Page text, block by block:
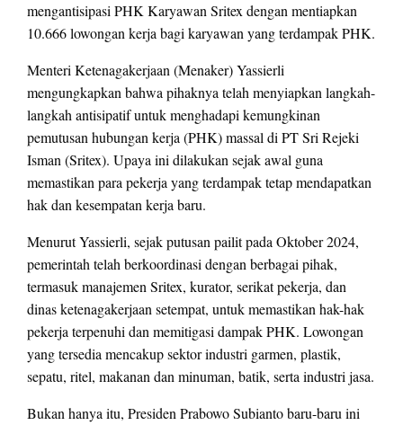
mengantisipasi PHK Karyawan Sritex dengan mentiapkan
10.666 lowongan kerja bagi karyawan yang terdampak PHK.
Menteri Ketenagakerjaan (Menaker) Yassierli
mengungkapkan bahwa pihaknya telah menyiapkan langkah-
langkah antisipatif untuk menghadapi kemungkinan
pemutusan hubungan kerja (PHK) massal di PT Sri Rejeki
Isman (Sritex). Upaya ini dilakukan sejak awal guna
memastikan para pekerja yang terdampak tetap mendapatkan
hak dan kesempatan kerja baru.
Menurut Yassierli, sejak putusan pailit pada Oktober 2024,
pemerintah telah berkoordinasi dengan berbagai pihak,
termasuk manajemen Sritex, kurator, serikat pekerja, dan
dinas ketenagakerjaan setempat, untuk memastikan hak-hak
pekerja terpenuhi dan memitigasi dampak PHK. Lowongan
yang tersedia mencakup sektor industri garmen, plastik,
sepatu, ritel, makanan dan minuman, batik, serta industri jasa.
Bukan hanya itu, Presiden Prabowo Subianto baru-baru ini